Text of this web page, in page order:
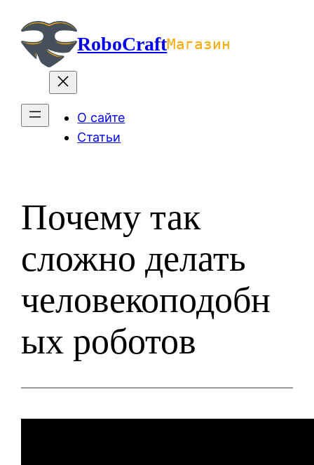
содержимомуRoboCraftМагазин
О сайте
Статьи
Почему так
сложно делать
человекоподобн
ых роботов